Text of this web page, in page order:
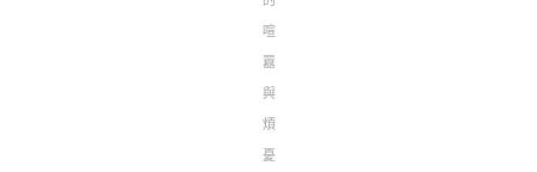
喧
囂
與
煩
憂